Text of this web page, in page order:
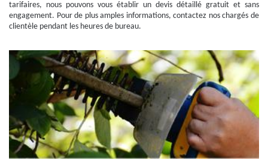
tarifaires, nous pouvons vous établir un devis détaillé gratuit et sans
engagement. Pour de plus amples informations, contactez nos chargés de
clientèle pendant les heures de bureau.